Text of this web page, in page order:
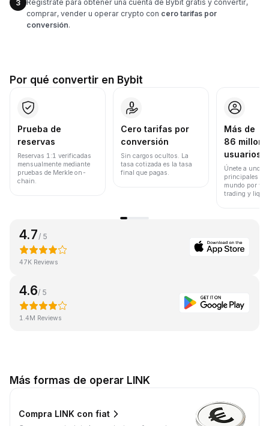
3
Regístrate para obtener una cuenta de Bybit gratis y convertir,
comprar, vender u operar crypto con cero tarifas por
conversión.
Por qué convertir en Bybit
Prueba de
reservas
Reservas 1:1 verificadas
mensualmente mediante
pruebas de Merkle on-
chain.
Cero tarifas por
conversión
Sin cargos ocultos. La
tasa cotizada es la tasa
final que pagas.
Más de
86
usuarios
Únete a uno
principales
mundo por
trading y
4.7 / 5
47K Reviews
4.6/ 5
1.4M Reviews
Más formas de operar LINK
Compra LINK con fiat